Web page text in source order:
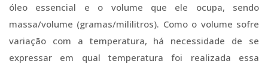
óleo essencial e o volume que ele ocupa, sendo
massa/volume (gramas/mililitros). Como o volume sofre
variação com a temperatura, há necessidade de se
expressar em qual temperatura foi realizada essa